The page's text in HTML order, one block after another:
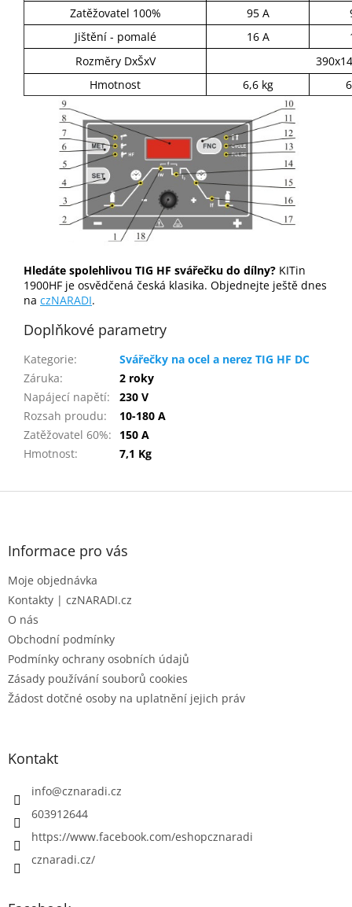
Zatěžovatel 100%
95 A
Jištění - pomalé
16 A
Rozměry DxŠxV
Hmotnost
6,6 kg
Hledáte spolehlivou TIG HF svářečku do dílny? KITin
1900HF je osvědčená česká klasika. Objednejte ještě dnes
na czNARADI.
Doplňkové parametry
Kategorie:
Svářečky na ocel a nerez TIG HF DC
Záruka:
2 roky
Napájecí napětí:
230 V
Rozsah proudu:
10-180 A
Zatěžovatel 60%:
150 A
Hmotnost: 7,1 Kg
Z
Informace pro vás
Moje objednávka
Kontakty | czNARADI.cz
O nás
Obchodní podmínky
Podmínky ochrany osobních údajů
Zásady používání souborů cookies
Žádost dotčné osoby na uplatnění jejich práv
Kontakt
info@cznaradi.cz
603912644
https://www.facebook.com/eshopcznaradi
cznaradi.cz/